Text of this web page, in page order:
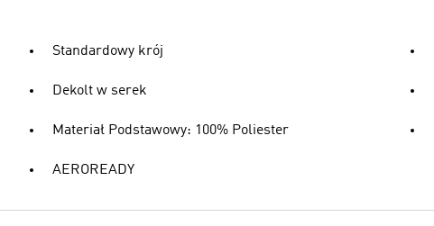
Standardowy krój
Dekolt w serek
Materiał Podstawowy: 100% Poliester
AEROREADY